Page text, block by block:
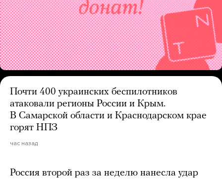
Почти 400 украинских беспилотников
атаковали регионы России и Крым.
В Самарской области и Краснодарском крае
горят НПЗ
час назад
Россия второй раз за неделю нанесла удар